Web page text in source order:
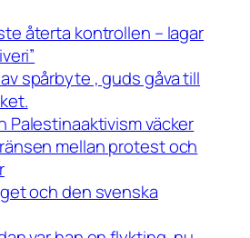
återta kontrollen – lagar
spårbyte , guds gåva till
Palestinaaktivism väcker
mellan protest och
och den svenska